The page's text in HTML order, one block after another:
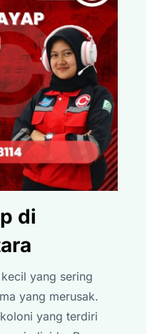
di
yang sering
yang merusak.
yang terdiri